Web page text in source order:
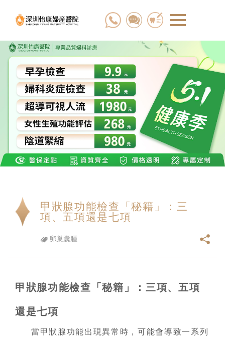
甲狀腺功能檢查「秘籍」：三
項、五項還是七項
卵巢囊腫
甲狀腺功能檢查「秘籍」：三項、五項
還是七項
當甲狀腺功能出現異常時，可能會導致一系列